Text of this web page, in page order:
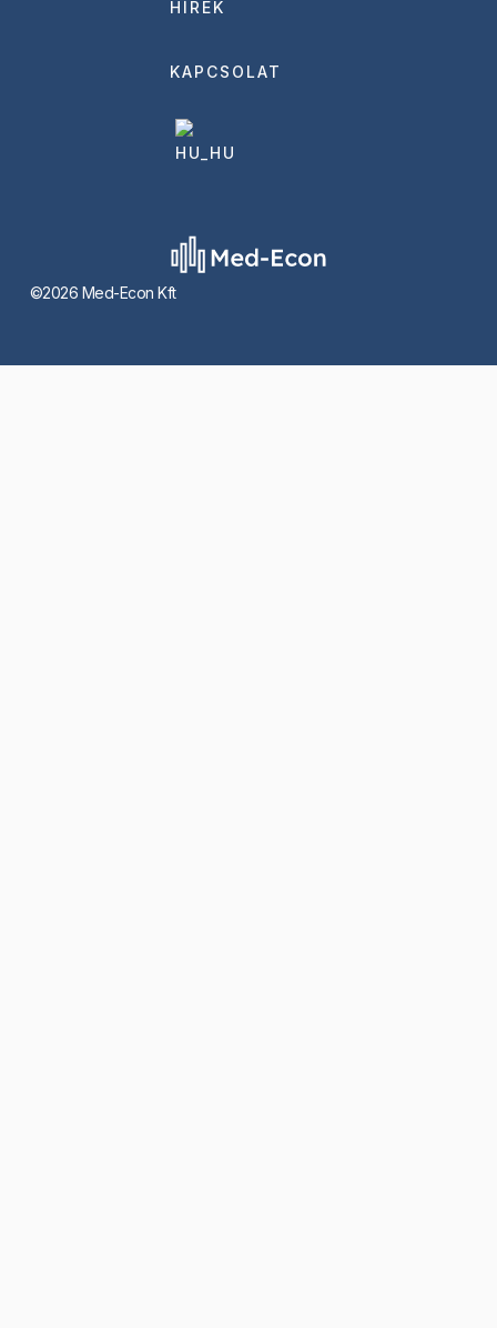
©2026 Med-Econ Kft
HÍREK
KAPCSOLAT